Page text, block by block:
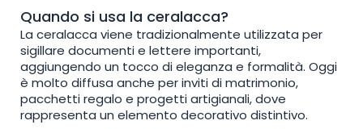
Quando si usa la ceralacca?
La ceralacca viene tradizionalmente utilizzata per
sigillare documenti e lettere importanti,
aggiungendo un tocco di eleganza e formalità. Oggi
è molto diffusa anche per inviti di matrimonio,
pacchetti regalo e progetti artigianali, dove
rappresenta un elemento decorativo distintivo.